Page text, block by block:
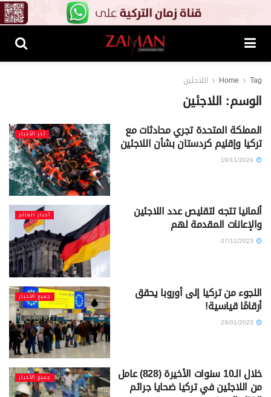
Home Tag اللاجئين
الوسم: اللاجئين
آخر الأخبار المملكة المتحدة تجري محادثات مع
تركيا وإقليم كردستان بشأن اللاجئين
أخبار العالم ألمانيا تتجه لتقليص عدد اللاجئين
والإعانات المقدمة لهم
جميع الأخبار اللجوء من تركيا إلى أوروبا يحقق
أرقامًا قياسية!
جميع الأخبار خلال الـ10 سنوات الأخيرة (828) عامل
من اللاجئين في تركيا ضحايا جرائم